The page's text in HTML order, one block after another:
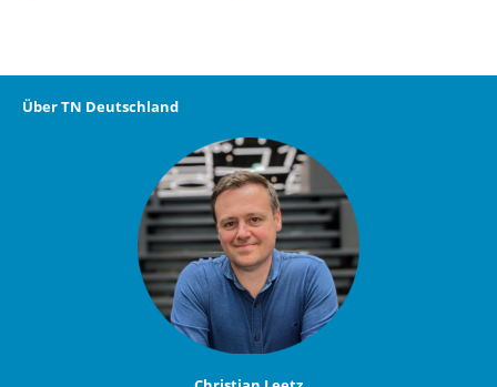
Über TN Deutschland